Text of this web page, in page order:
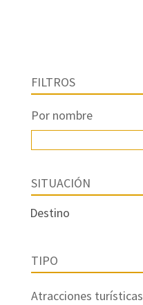
FILTROS
Por nombre
SITUACIÓN
TIPO
Atracciones turísticas